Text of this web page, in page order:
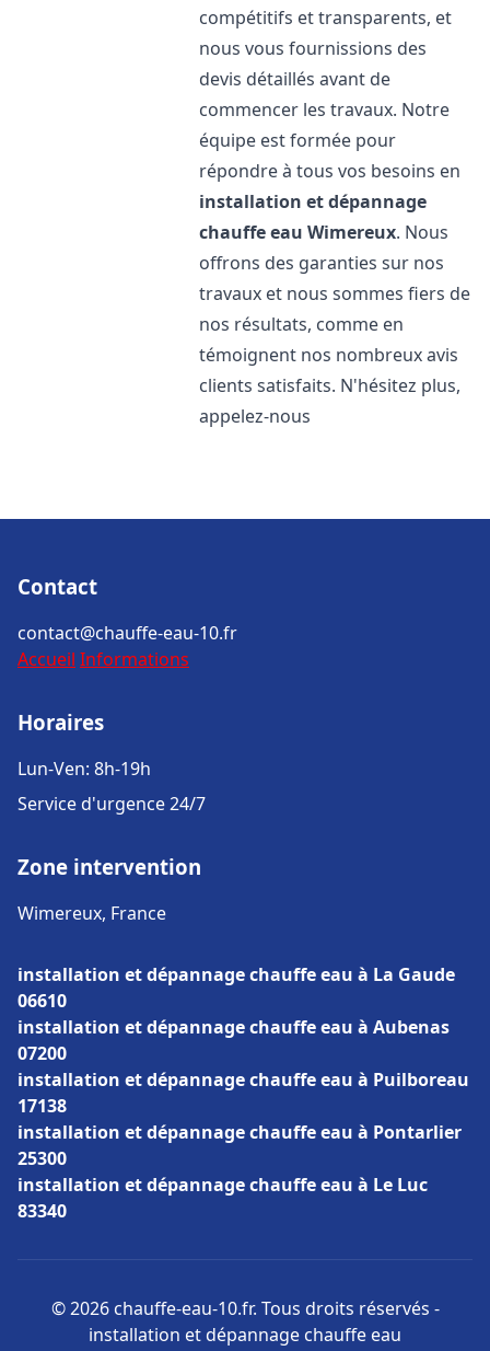
compétitifs et transparents, et
nous vous fournissions des
devis détaillés avant de
commencer les travaux. Notre
équipe est formée pour
répondre à tous vos besoins en
installation et dépannage
chauffe eau Wimereux. Nous
offrons des garanties sur nos
travaux et nous sommes fiers de
nos résultats, comme en
témoignent nos nombreux avis
clients satisfaits. N'hésitez plus,
appelez-nous
Contact
contact@chauffe-eau-10.fr
Accueil Informations
Horaires
Lun-Ven: 8h-19h
Service d'urgence 24/7
Zone intervention
Wimereux, France
installation et dépannage chauffe eau à La Gaude
06610
installation et dépannage chauffe eau à Aubenas
07200
installation et dépannage chauffe eau à Puilboreau
17138
installation et dépannage chauffe eau à Pontarlier
25300
installation et dépannage chauffe eau à Le Luc
83340
© 2026 chauffe-eau-10.fr. Tous droits réservés -
installation et dépannage chauffe eau